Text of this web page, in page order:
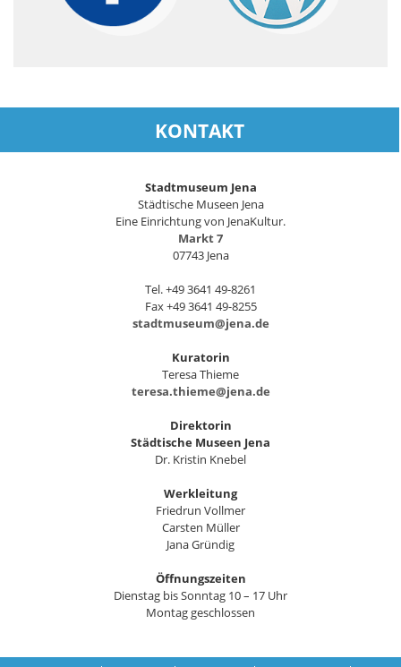
KONTAKT
Stadtmuseum Jena
Städtische Museen Jena
Eine Einrichtung von JenaKultur.
Markt 7
07743 Jena
Tel. +49 3641 49-8261
Fax +49 3641 49-8255
stadtmuseum@jena.de
Kuratorin
Teresa Thieme
teresa.thieme@jena.de
Direktorin
Städtische Museen Jena
Dr. Kristin Knebel
Werkleitung
Friedrun Vollmer
Carsten Müller
Jana Gründig
Öffnungszeiten
Dienstag bis Sonntag 10 – 17 Uhr
Montag geschlossen